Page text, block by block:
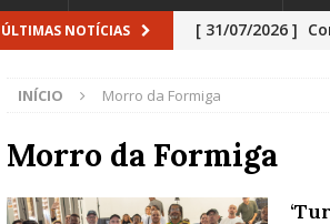
ÚLTIMAS NOTÍCIAS [ 31/07/2026 ]
[ 29/07/2026 ]
São o Cadinho
Precisamos’,
Especial do
INÍCIO Morro da Formiga
Morro da Formiga